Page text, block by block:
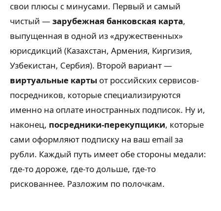
свои плюсы с минусами. Первый и самый
чистый —зарубежная банковская карта,
выпущенная в одной из «дружественных»
юрисдикций (Казахстан, Армения, Киргизия,
Узбекистан, Сербия). Второй вариант —
виртуальные карты от российских сервисов-
посредников, которые специализируются
именно на оплате иностранных подписок. Ну и,
наконец, посредники-перекупщики, которые
сами оформляют подписку на ваш email за
рубли. Каждый путь имеет обе стороны медали:
где-то дороже, где-то дольше, где-то
рискованнее. Разложим по полочкам.